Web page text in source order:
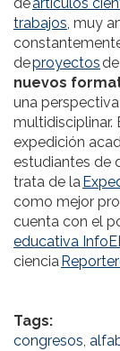
trabajos, muy
deproyectosde
nuevos
una
multidisciplinar.
expedición
estudiantes de
trata de la
como mejor
cuenta con el
educativa
ciencia
Tags:
congresos,